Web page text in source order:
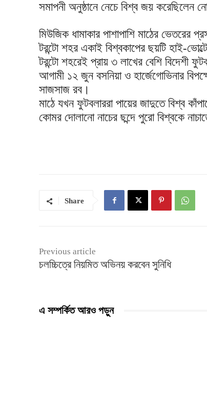
সমাপনী অনুষ্ঠানে নেচে বিশ্ব জয় করেছিলেন
মিউজিক ধামাকার পাশাপাশি মাঠের
টরন্টো শহর একাই বিশ্বকাপের ছয়টি হাই-
টরন্টো শহরেই প্রায় ৩ লাখের বেশি বিদেশী
আগামী ১২ জুন বসনিয়া ও হার্জেগোভিনার
সাজসাজ রব।
মাঠে যখন ফুটবলাররা পায়ের জাদুতে বিশ্ব
কোমর দোলানো নাচের ছন্দে পুরো বিশ্বকে
Share
Previous article
চলচ্চিত্রে নিয়মিত অভিনয় করবেন সুনিধি
এ সম্পর্কিত আরও পড়ুন